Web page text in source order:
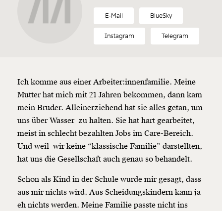
E-Mail BlueSky
Instagram Telegram
Ich komme aus einer Arbeiter:innenfamilie. Meine
Mutter hat mich mit 21 Jahren bekommen, dann kam
mein Bruder. Alleinerziehend hat sie alles getan, um
uns über Wasser zu halten. Sie hat hart gearbeitet,
meist in schlecht bezahlten Jobs im Care-Bereich.
Und weil wir keine “klassische Familie” darstellten,
hat uns die Gesellschaft auch genau so behandelt.
Schon als Kind in der Schule wurde mir gesagt, dass
aus mir nichts wird. Aus Scheidungskindern kann ja
eh nichts werden. Meine Familie passte nicht ins